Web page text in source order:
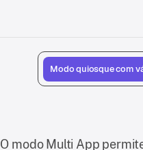
Modo quiosque com
O modo Multi App